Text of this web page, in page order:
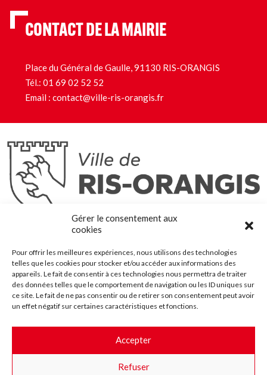
Gérer le consentement aux
cookies
Pour offrir les meilleures expériences, nous utilisons des technologies
telles que les cookies pour stocker et/ou accéder aux informations des
appareils. Le fait de consentir à ces technologies nous permettra de traiter
des données telles que le comportement de navigation ou les ID uniques sur
ce site. Le fait de ne pas consentir ou de retirer son consentement peut avoir
un effet négatif sur certaines caractéristiques et fonctions.
Accepter
Refuser
CONTACT DE LA MAIRIE
Place du Général de Gaulle, 91130 RIS-ORANGIS
Tél.: 01 69 02 52 52
Email : contact@ville-ris-orangis.fr
Ris-Orangis
@2022 — Tous droits réservés
Plan du site
Contact
Accessibilité
Crédits
Les marchés publics
Suggestions & Améliorations